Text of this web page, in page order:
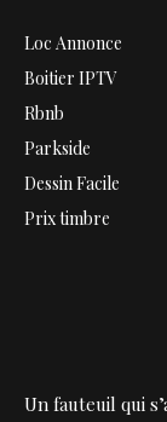
Loc Annonce
Boitier IPTV
Rbnb
Parkside
Dessin Facile
Prix timbre
Un fauteuil qui